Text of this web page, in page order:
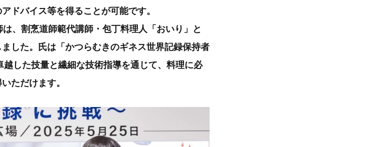
ドバイス等を得ることが可能です。
、割烹道師範代講師・包丁料理人「おいり」と
した。氏は「かつらむきのギネス世界記録保持者
越した技量と繊細な技術指導を通じて、料理に必
ただけます。